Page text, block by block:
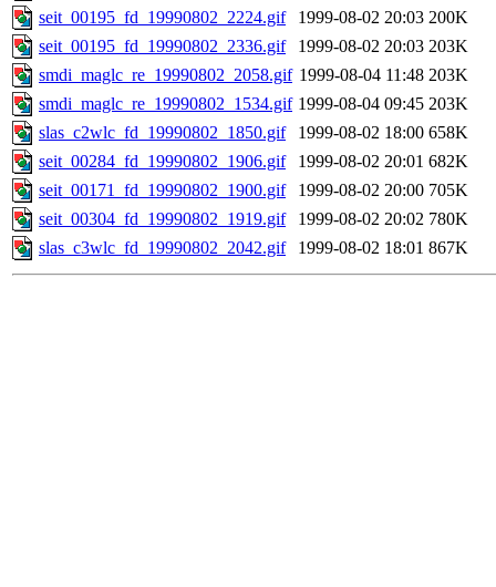
seit_00195_fd_19990802_2224.gif
1999-08-02 20:03 200K
seit_00195_fd_19990802_2336.gif
1999-08-02 20:03 203K
smdi_maglc_re_19990802_2058.gif 1999-08-04 11:48 203K
smdi_maglc_re_19990802_1534.gif 1999-08-04 09:45 203K
slas_c2wlc_fd_19990802_1850.gif
1999-08-02 18:00 658K
seit_00284_fd_19990802_1906.gif
1999-08-02 20:01 682K
seit_00171_fd_19990802_1900.gif
1999-08-02 20:00 705K
seit_00304_fd_19990802_1919.gif
1999-08-02 20:02 780K
slas_c3wlc_fd_19990802_2042.gif
1999-08-02 18:01 867K